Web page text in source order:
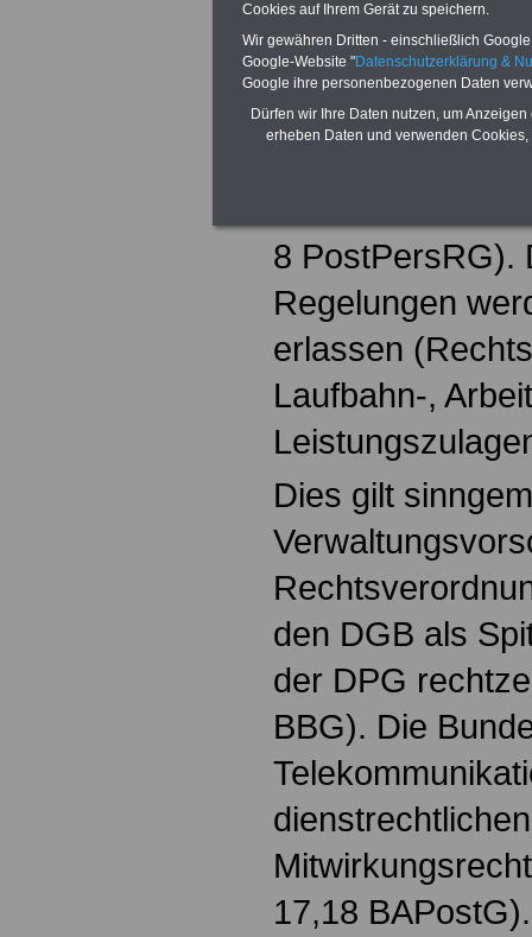
die Beamten bei
8 PostPersRG).
Regelungen
erlassen
Laufbahn-,
Dies gilt
den DGB als
der DPG
BBG). Die
17,18
Cookies auf Ihrem Gerät zu speichern.
Wir gewähren Dritten - einschließlich
Google-Website "Datenschutzerklärung &
Google ihre personenbezogenen Daten
Dürfen wir Ihre Daten nutzen, um
erheben Daten und verwenden